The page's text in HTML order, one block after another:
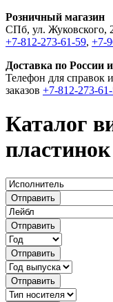
Розничный магазин
СПб, ул. Жуковского,
+7-812-273-61-59, +7-
Доставка по России
Телефон для справок
заказов +7-812-273-
Каталог
пластинок
Отправить
Отправить
Отправить
Отправить